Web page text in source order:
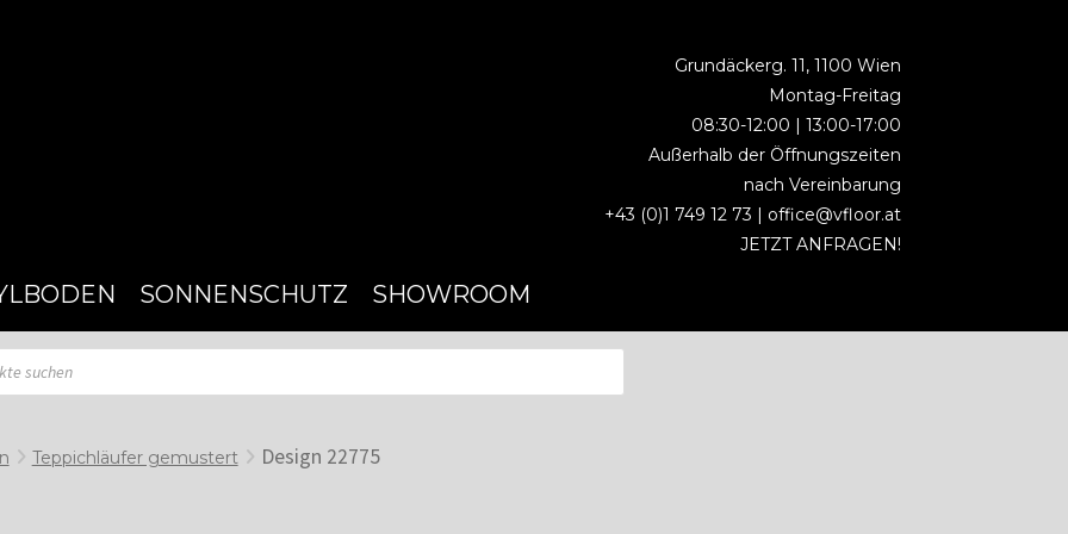
Grundäckerg. 11, 1100 Wien
Montag-Freitag
08:30-12:00 | 13:00-17:00
Außerhalb der Öffnungszeiten
nach Vereinbarung
+43 (0)1 749 12 73 | office@vfloor.at
JETZT ANFRAGEN!
SONNENSCHUTZ SHOWROOM
Teppichläufer gemustert Design 22775